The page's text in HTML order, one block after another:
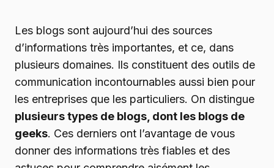
Les blogs sont aujourd’hui des sources
d’informations très importantes, et ce, dans
plusieurs domaines. Ils constituent des outils de
communication incontournables aussi bien pour
les entreprises que les particuliers. On distingue
plusieurs types de blogs, dont les blogs de
geeks. Ces derniers ont l’avantage de vous
donner des informations très fiables et des